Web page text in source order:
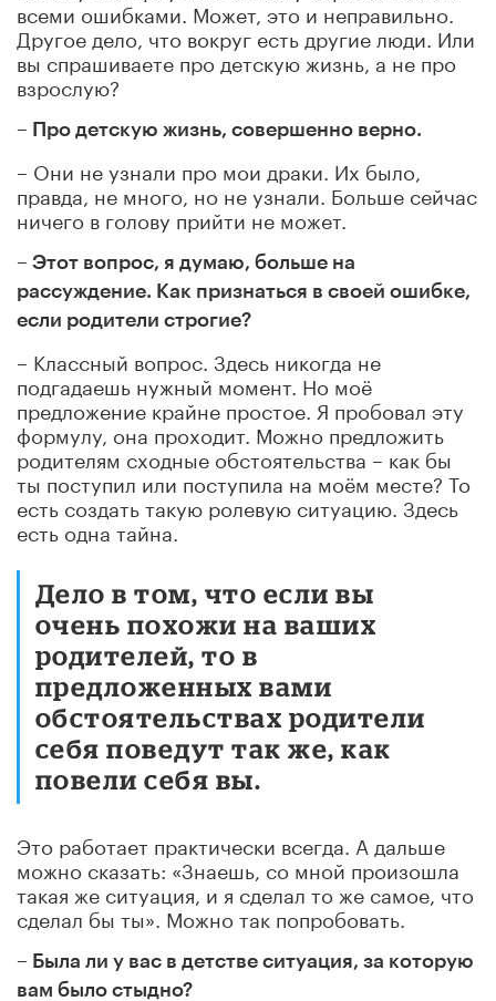
всеми ошибками. Может, это и неправильно.
Другое дело, что вокруг есть другие люди. Или
вы спрашиваете про детскую жизнь, а не про
взрослую?
– Про детскую жизнь, совершенно верно.
– Они не узнали про мои драки. Их было,
правда, не много, но не узнали. Больше сейчас
ничего в голову прийти не может.
– Этот вопрос, я думаю, больше на
рассуждение. Как признаться в своей ошибке,
если родители строгие?
– Классный вопрос. Здесь никогда не
подгадаешь нужный момент. Но моё
предложение крайне простое. Я пробовал эту
формулу, она проходит. Можно предложить
родителям сходные обстоятельства – как бы
ты поступил или поступила на моём месте? То
есть создать такую ролевую ситуацию. Здесь
есть одна тайна.
Дело в том, что если вы
очень похожи на ваших
родителей, то в
предложенных вами
обстоятельствах родители
себя поведут так же, как
повели себя вы.
Это работает практически всегда. А дальше
можно сказать: «Знаешь, со мной произошла
такая же ситуация, и я сделал то же самое, что
сделал бы ты». Можно так попробовать.
– Была ли у вас в детстве ситуация, за которую
вам было стыдно?